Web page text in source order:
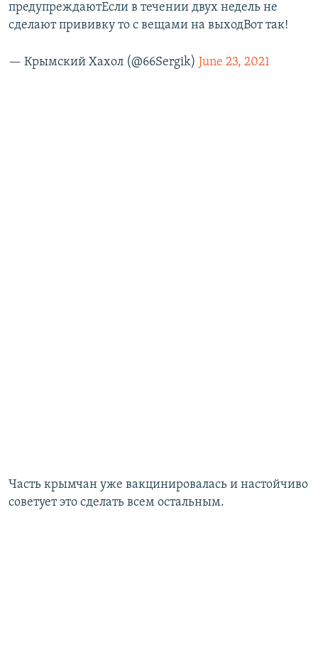
предупреждаютЕсли в течении двух недель не
сделают прививку то с вещами на выходВот так!
— Крымский Хахол (@66Sergik) June 23, 2021
Часть крымчан уже вакцинировалась и настойчиво
советует это сделать всем остальным.